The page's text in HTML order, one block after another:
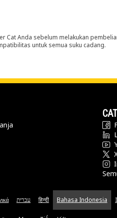
Cat Anda sebelum melakukan
untuk semua suku cadang.
עברית हिन्दी Bahasa Indonesia